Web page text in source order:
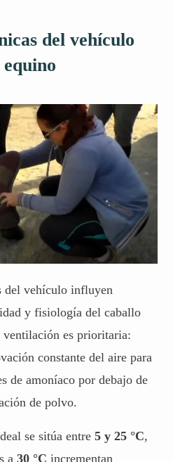
del vehículo
del vehículo influyen
y fisiología del caballo
es prioritaria:
constante del aire para
de amoníaco por debajo de
de polvo.
se sitúa entre 5 y 25 °C,
a 30 °C incrementan